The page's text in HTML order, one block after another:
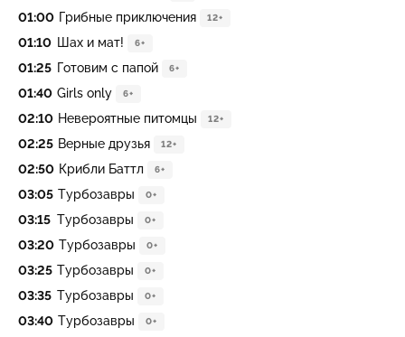
01:00 Грибные приключения 12+
01:10 Шах и мат! 6+
01:25 Готовим с папой 6+
01:40 Girls only 6+
02:10 Невероятные питомцы 12+
02:25 Вeрные друзья 12+
02:50 Крибли Баттл 6+
03:05 Туpбозавры 0+
03:15 Туpбозавры 0+
03:20 Туpбозавры 0+
03:25 Туpбозавры 0+
03:35 Туpбозавры 0+
03:40 Туpбозавры 0+